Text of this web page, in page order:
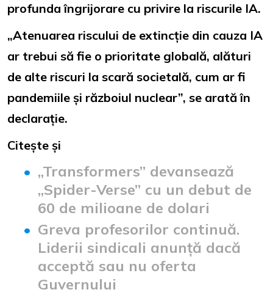
profunda îngrijorare cu privire la riscurile IA.
„Atenuarea riscului de extincție din cauza IA
ar trebui să fie o prioritate globală, alături
de alte riscuri la scară societală, cum ar fi
pandemiile și războiul nuclear”, se arată în
declarație.
Citește și
„Transformers” devansează
„Spider-Verse” cu un debut de
60 de milioane de dolari
Greva profesorilor continuă.
Liderii sindicali anunță dacă
acceptă sau nu oferta
Guvernului